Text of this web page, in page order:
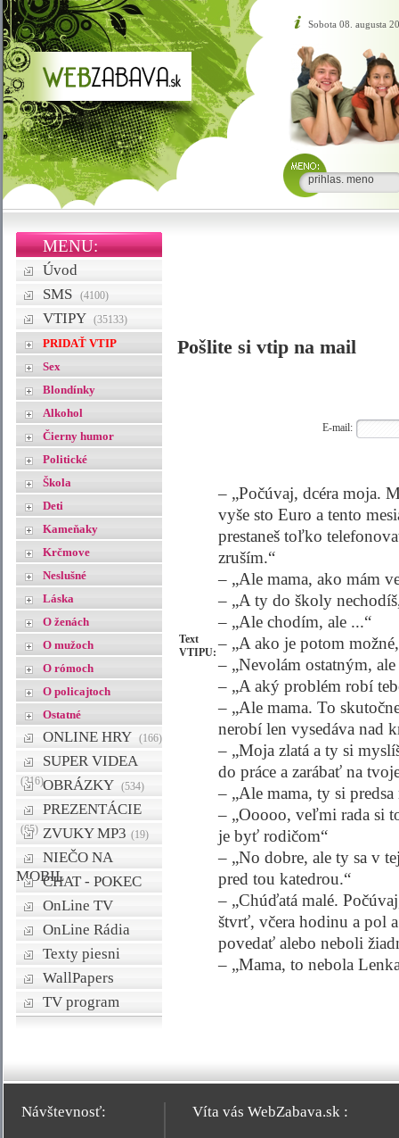
Sobota 08. augusta
MENU:
Úvod
SMS
(4100)
VTIPY (35133)
PRIDAŤ VTIP
Sex
Blondínky
Alkohol
Čierny humor
Politické
Škola
Deti
Kameňaky
Krčmove
Neslušné
Láska
O ženách
O mužoch
O rómoch
O policajtoch
Ostatné
ONLINE HRY (166)
SUPER VIDEA
(316)OBRÁZKY (534)
PREZENTÁCIE
(65) ZVUKY MP3 (19)
NIEČO NA
MOBILCHAT - POKEC
OnLine TV
OnLine Rádia
Texty piesni
WallPapers
TV program
Pošlite si vtip na mail
E-mail:
Text
VTIPU:
– „Počúvaj, dcéra moja.
vyše sto Euro a tento
prestaneš toľko
zruším.“
– „Ale mama, ako mám
– „A ty do školy
– „Ale chodím, ale ...“
– „A ako je potom
– „Nevolám ostatným,
– „A aký problém robí
– „Ale mama. To
nerobí len vysedáva nad
– „Moja zlatá a ty si
do práce a zarábať na
– „Ale mama, ty si
– „Ooooo, veľmi rada si
je byť rodičom“
– „No dobre, ale ty sa v
pred tou katedrou.“
– „Chúďatá malé.
štvrť, včera hodinu a pol
povedať alebo neboli
– „Mama, to nebola
Návštevnosť: Víta vás WebZabava.sk :